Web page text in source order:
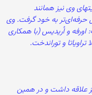
رودکی در سال ۱۳۴۶ فعالیتهای وی نیز همانند
حرفه‌ای‌تر به خود گرفت. وی
اورفه و اُریدیس (با همکاری
و توراندخت.
علاقه داشت و در همین